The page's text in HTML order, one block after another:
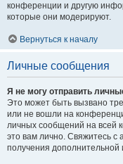
конференции и другую
которые они модерируют.
Вернуться к началу
Личные сообщения
Я не могу отправить
Это может быть вызвано
или не вошли на
личных сообщений на всей
это вам лично. Свяжитесь
получения